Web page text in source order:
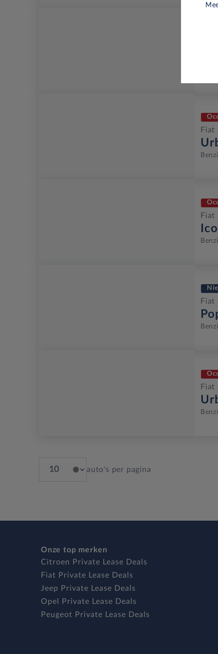
Fiat
Fiat
Fiat
Fiat
auto's per pagina
Onze top merken
Citroen Private Lease Deals
Fiat Private Lease Deals
Jeep Private Lease Deals
Opel Private Lease Deals
Peugeot Private Lease Deals